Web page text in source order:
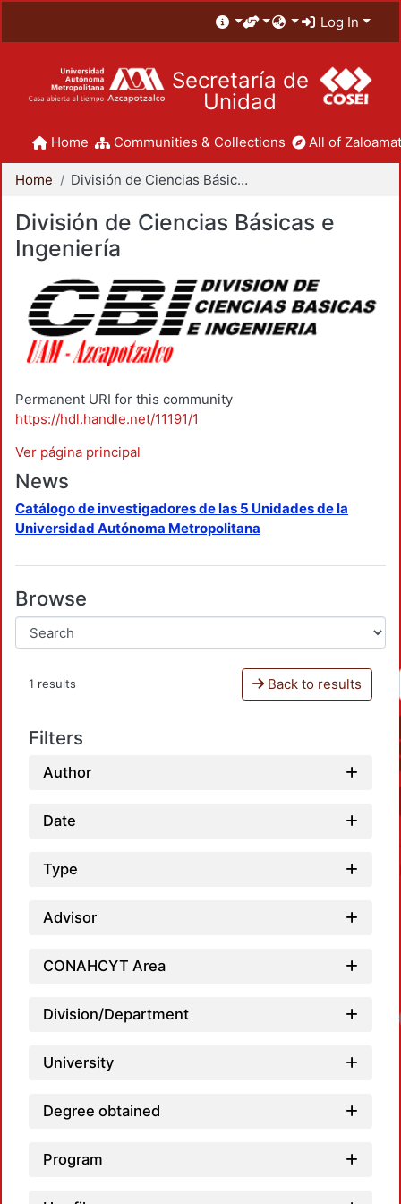
Log In
Secretaría de
Unidad
Home Communities & Collections All of
Home División de Ciencias Básicas e Ingeniería
División de Ciencias Básicas e
Ingeniería
Permanent URI for this community
https://hdl.handle.net/11191/1
Ver página principal
News
Catálogo de investigadores de las 5 Unidades de la
Universidad Autónoma Metropolitana
Browse
1 results Back to results
Filters
Author
Date
Type
Advisor
CONAHCYT Area
Division/Department
University
Degree obtained
Program